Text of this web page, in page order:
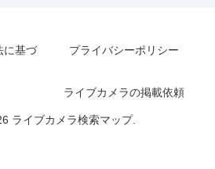
に基づ
プライバシーポリシー
ライブカメラの掲載依頼
ライブカメラ検索マップ.